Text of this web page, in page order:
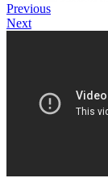
Previous
Next